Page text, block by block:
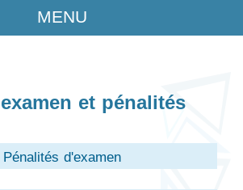
MENU
et pénalités
Pénalités d'examen